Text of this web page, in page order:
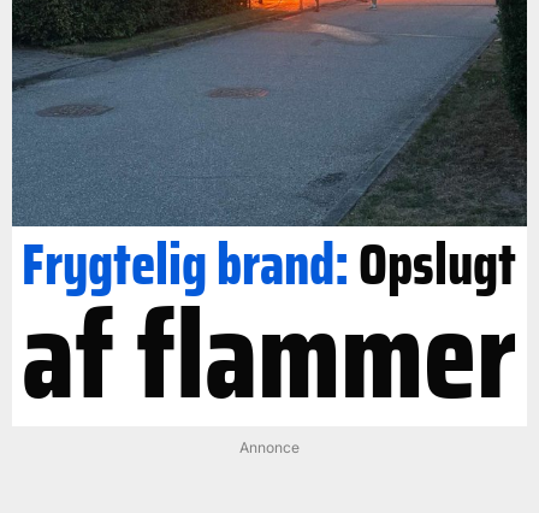
Frygtelig brand:Opslugt
af flammer
Annonce